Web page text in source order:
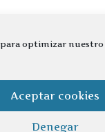
optimizar
Aceptar cookies
Denegar